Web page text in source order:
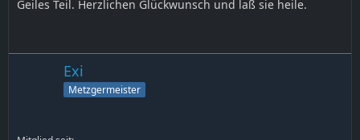
Geiles Teil. Herzlichen Glückwunsch und laß sie heile.
Exi
Metzgermeister